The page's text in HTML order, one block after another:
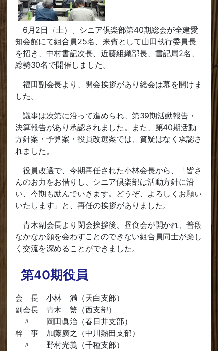
6月2日（土）、シニア倶楽部第40期総会が全建愛
知会館にて組合員25名、来賓として山田執行委員長
を招き、中村書記次長、近藤組織部長、書記局2名、
総勢30名で開催しました。
福田副会長より、開会挨拶があり総会は幕を開けま
した。
議事は次第に沿って進められ、第39期活動報告・
決算報告があり承認されました。また、第40期活動
方針案・予算案・役員改選案では、質疑はなく承認さ
れました。
役員改選で、今期再任された小林会長から、「皆さ
んのお力をお借りし、シニア倶楽部は活動方針に沿
い、今期も励んでいきます。どうぞ、よろしくお願い
いたします」と、再任の挨拶がありました。
青木副会長より閉会挨拶後、昼食会が開かれ、普段
なかなか顔を会わすことのできない組合員同士が楽し
く交流を深めることができました。
第40期役員
会 長 小林 満（天白支部）
副会長 青木 繁（西支部）
〃 岡田眞治（春日井支部）
幹 事 加藤廣之（中川熱田支部）
〃 野村光義（千種支部）